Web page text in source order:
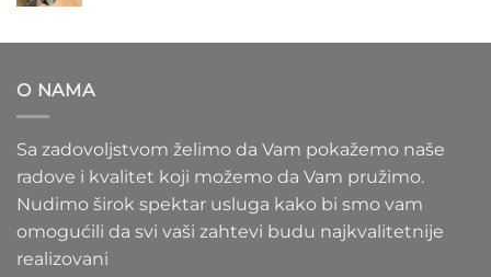
1.100 RSD
O NAMA
Sa zadovoljstvom želimo da Vam pokažemo naše
radove i kvalitet koji možemo da Vam pružimo.
Nudimo širok spektar usluga kako bi smo vam
omogućili da svi vaši zahtevi budu najkvalitetnije
realizovani